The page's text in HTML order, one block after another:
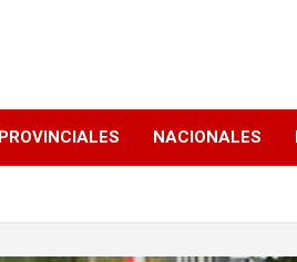
PROVINCIALES NACIONALES